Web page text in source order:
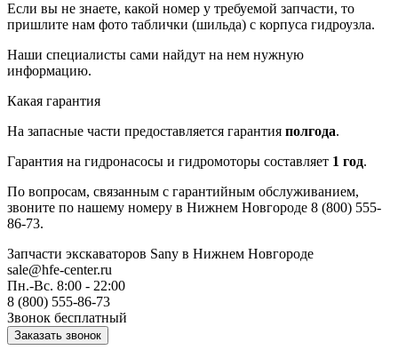
Если вы не знаете, какой номер у требуемой запчасти, то
пришлите нам фото таблички (шильда) с корпуса гидроузла.
Наши специалисты сами найдут на нем нужную
информацию.
Какая гарантия
На запасные части предоставляется гарантия полгода.
Гарантия на гидронасосы и гидромоторы составляет 1 год.
По вопросам, связанным с гарантийным обслуживанием,
звоните по нашему номеру в Нижнем Новгороде 8 (800) 555-
86-73.
Запчасти экскаваторов Sany в Нижнем Новгороде
sale@hfe-center.ru
Пн.-Вс. 8:00 - 22:00
8 (800) 555-86-73
Звонок бесплатный